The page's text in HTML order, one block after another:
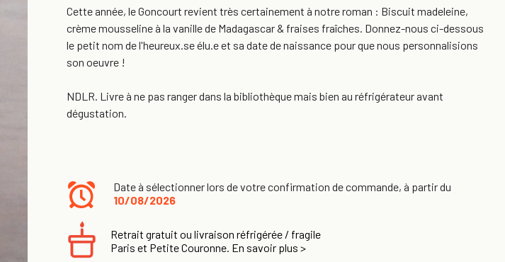
Cette année, le Goncourt revient très certainement à notre roman : Biscuit madeleine,
crème mousseline à la vanille de Madagascar & fraises fraîches. Donnez-nous ci-dessous
le petit nom de l'heureux.se élu.e et sa date de naissance pour que nous personnalisions
son oeuvre !
NDLR. Livre à ne pas ranger dans la bibliothèque mais bien au réfrigérateur avant
dégustation.
Date à sélectionner lors de votre confirmation de commande, à partir du
10/08/2026
Retrait gratuit ou livraison réfrigérée / fragile
Paris et Petite Couronne. En savoir plus >